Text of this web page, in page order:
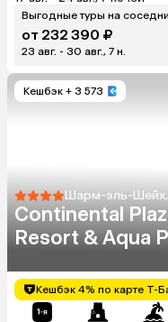
Выгодные туры на
от 232 390 ₽
23 авг. - 30 авг., 7 н.
Кешбэк + 3 573
Шарм-эль-Шейх,
Continental
Resort & Aqua
Кешбэк 4% по карте Т-